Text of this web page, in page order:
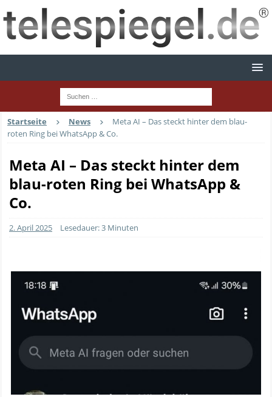
Startseite News
Meta AI – Das steckt hinter dem blau-
roten Ring bei WhatsApp & Co.
Meta AI – Das steckt hinter dem
blau-roten Ring bei WhatsApp &
Co.
2. April 2025 Lesedauer: 3 Minuten